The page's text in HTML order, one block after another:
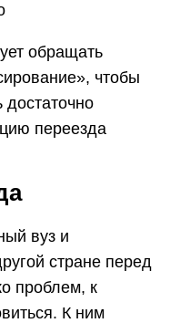
обращать
чтобы
переезда
вуз и
стране перед
проблем, к
К ним